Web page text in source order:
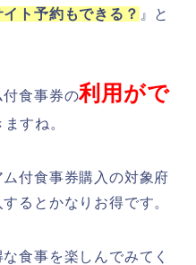
ト予約もできる？ 』と
付食事券の利用がで
すね。
付食事券購入の対象府
るとかなりお得です。
食事を楽しんでみてく